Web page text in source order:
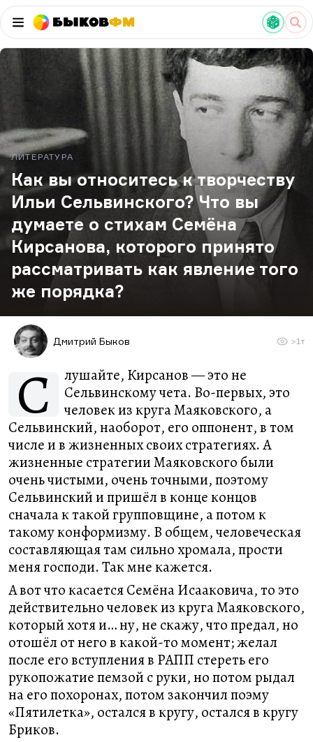
БыковФМ
ЛИТЕРАТУРА
Как вы относитесь к творчеству
Ильи Сельвинского? Что вы
думаете о стихам Семёна
Кирсанова, которого принято
рассматривать как явление того
же порядка?
Дмитрий Быков >1т
С
лушайте, Кирсанов — это не
Сельвинскому чета. Во-первых, это
человек из круга Маяковского, а
Сельвинский, наоборот, его оппонент, в том
числе и в жизненных своих стратегиях. А
жизненные стратегии Маяковского были
очень чистыми, очень точными, поэтому
Сельвинский и пришёл в конце концов
сначала к такой групповщине, а потом к
такому конформизму. В общем, человеческая
составляющая там сильно хромала, прости
меня господи. Так мне кажется.
А вот что касается Семёна Исааковича, то это
действительно человек из круга Маяковского,
который хотя и… ну, не скажу, что предал, но
отошёл от него в какой-то момент; желал
после его вступления в РАПП стереть его
рукопожатие пемзой с руки, но потом рыдал
на его похоронах, потом закончил поэму
«Пятилетка», остался в кругу, остался в кругу
Бриков.